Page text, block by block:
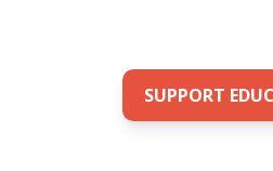
SUPPORT